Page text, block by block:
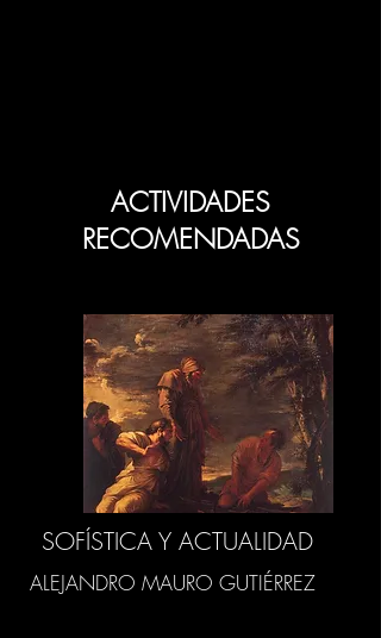
ACTIVIDADES
RECOMENDADAS
SOFÍSTICA Y ACTUALIDAD
ALEJANDRO MAURO GUTIÉRREZ